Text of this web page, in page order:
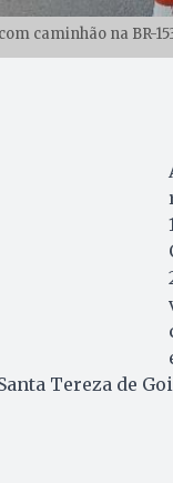
caminhão na BR-
Tereza de